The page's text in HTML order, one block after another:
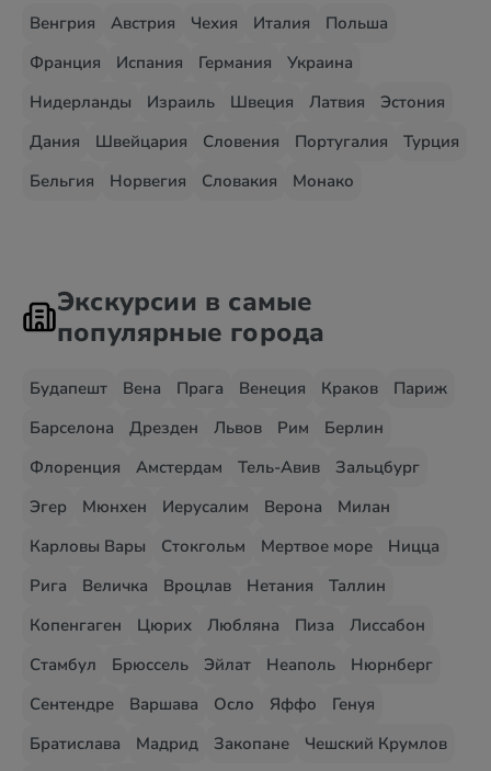
Венгрия Австрия Чехия Италия
Польша
Франция
Испания Германия
Украина
Нидерланды
Израиль Швеция Латвия
Эстония
Дания
Швейцария Словения Португалия
Турция
Бельгия
Норвегия Словакия Монако
Экскурсии в самые
популярные города
Будапешт Вена Прага Венеция Краков
Париж
Барселона
Дрезден Львов Рим
Берлин
Флоренция
Амстердам Тель-Авив
Зальцбург
Эгер
Мюнхен Иерусалим Верона
Милан
Карловы Вары
Стокгольм Мертвое море
Ницца
Рига
Величка Вроцлав Нетания
Таллин
Копенгаген
Цюрих Любляна Пиза
Лиссабон
Стамбул
Брюссель Эйлат Неаполь
Нюрнберг
Сентендре
Варшава Осло Яффо
Генуя
Братислава
Мадрид Закопане
Чешский Крумлов